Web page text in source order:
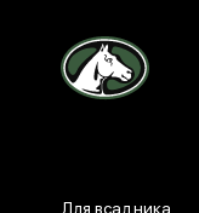
Для всадника